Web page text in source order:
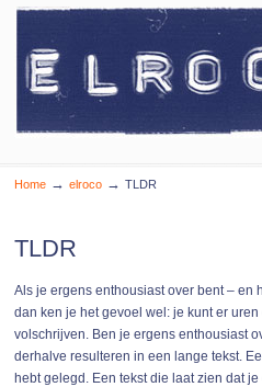
Webcontent van a tot z
Navigation
Home → elroco → TLDR
TLDR
Als je ergens enthousiast over bent – en
dan ken je het gevoel wel: je kunt er
volschrijven. Ben je ergens enthousiast
derhalve resulteren in een lange tekst.
hebt gelegd. Een tekst die laat zien dat